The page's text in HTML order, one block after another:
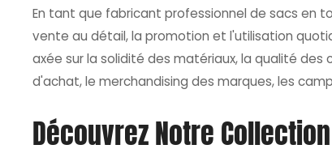
En tant que fabricant professionnel de sacs en
vente au détail, la promotion et l'utilisation
axée sur la solidité des matériaux, la qualité
d'achat, le merchandising des marques, les
Découvrez Notre